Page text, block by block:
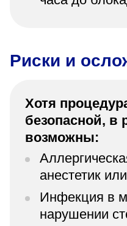
Риски и
Хотя
безопасной, в
возможны:
анестетик
Инфекция в
нарушении